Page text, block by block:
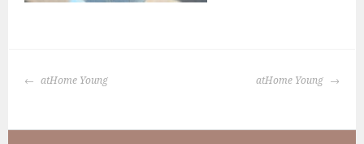
BERICHTNAVIGATIE
atHome Young atHome Young